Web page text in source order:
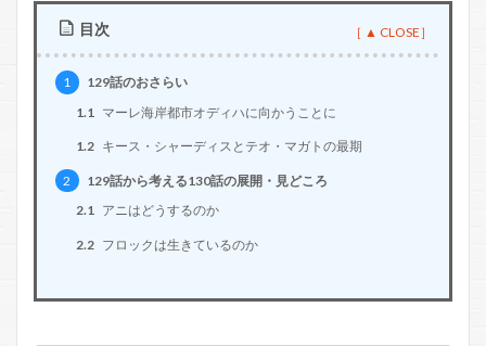
目次
1
129話のおさらい
1.1
マーレ海岸都市オディハに向かうことに
1.2 キース・シャーディスとテオ・マガトの最期
2
129話から考える130話の展開・見どころ
2.1 アニはどうするのか
2.2 フロックは生きているのか